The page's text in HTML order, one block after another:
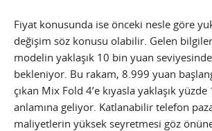
Fiyat konusunda ise önceki nesle göre
değişim söz konusu olabilir. Gelen
modelin yaklaşık 10 bin yuan seviyesinde
bekleniyor. Bu rakam, 8.999 yuan
çıkan Mix Fold 4’e kıyasla yaklaşık yüzde
anlamına geliyor. Katlanabilir telefon
maliyetlerin yüksek seyretmesi göz önüne